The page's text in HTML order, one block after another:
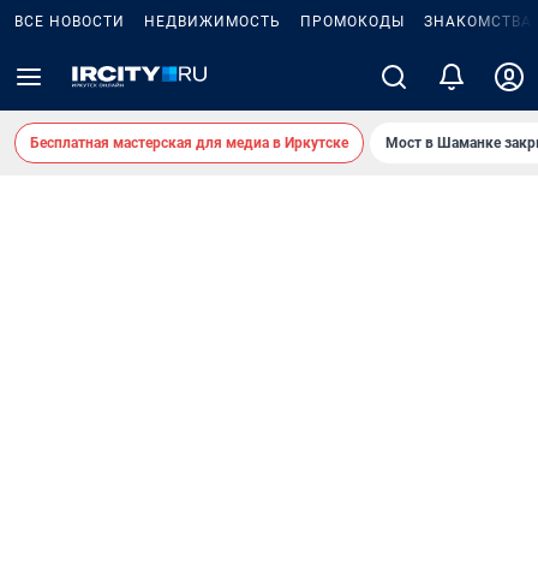
ВСЕ НОВОСТИ НЕДВИЖИМОСТЬ ПРОМОКОДЫ ЗНАКОМСТВА
Бесплатная мастерская для медиа в Иркутске Мост в Шаманке